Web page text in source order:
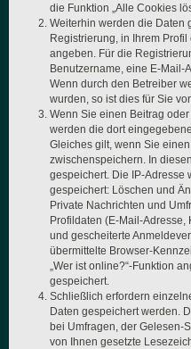
die Funktion „Alle Cookies
Weiterhin werden die Daten
Registrierung, in Ihrem
angeben. Für die
Benutzername, eine E-Mail-
Wenn durch den Betreiber
wurden, so ist dies für Sie
Wenn Sie einen Beitrag
werden die dort
Gleiches gilt, wenn Sie
zwischenspeichern. In
gespeichert. Die IP-Adresse
gespeichert: Löschen und
Private Nachrichten und
Profildaten (E-Mail-Adresse,
und gescheiterte
übermittelte Browser-
„Wer ist online?“-Funktion
gespeichert.
Schließlich erfordern
Daten gespeichert werden.
bei Umfragen, der Gelesen-
von Ihnen gesetzte